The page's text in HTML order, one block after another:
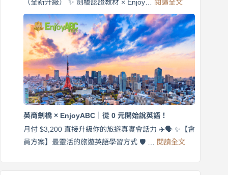
口
說
營
｜
月
$3,200，
出
國
在
（全新升級） ✨ 劍橋認證教材 × Enjoy… 閱讀全文
外
師
帶
英
｜
英
商
×
享
英商劍橋 × EnjoyABC｜從 0 元開始說英語！
月付 $3,200 直接升級你的旅遊真實會話力 ✈️🗣️ ✨【會
員方案】最靈活的旅遊英語學習方式 🛡️ … 閱讀全文:
商
劍